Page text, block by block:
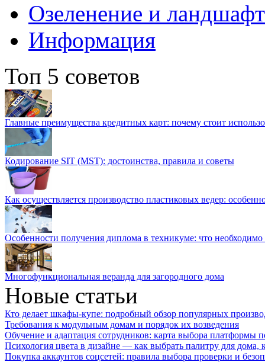
Озеленение и
Информация
Топ 5 советов
Главные преимущества кредитных карт: почему стоит
Кодирование SIT (MST): достоинства, правила и советы
Как осуществляется производство пластиковых ведер:
Особенности получения диплома в техникуме: что необходимо
Многофункциональная веранда для загородного дома
Новые статьи
Кто делает шкафы-купе: подробный обзор популярных
Требования к модульным домам и порядок их возведения
Обучение и адаптация сотрудников: карта выбора платформы
Психология цвета в дизайне — как выбрать палитру для дома,
Покупка аккаунтов соцсетей: правила выбора проверки и